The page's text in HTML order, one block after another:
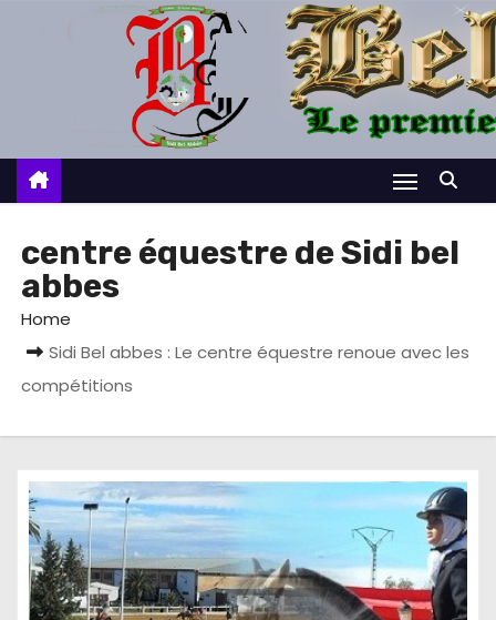
c
centre équestre de Sidi bel
abbes
Home
Sidi Bel abbes : Le centre équestre renoue avec les
compétitions